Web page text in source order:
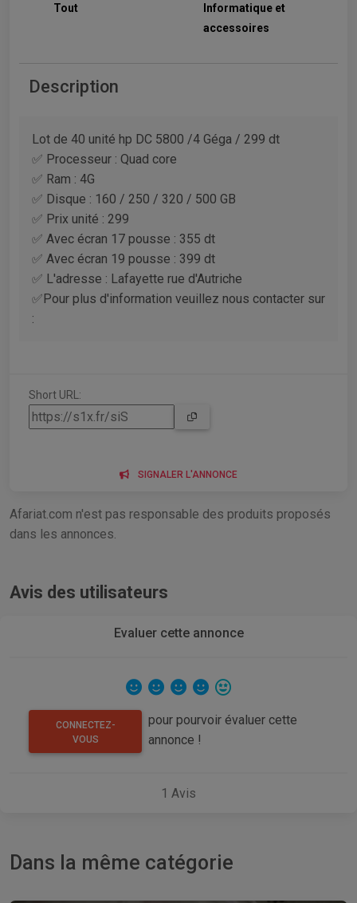
Tout
Informatique et
accessoires
Description
Lot de 40 unité hp DC 5800 /4 Géga / 299 dt
✅ Processeur : Quad core
✅ Ram : 4G
✅ Disque : 160 / 250 / 320 / 500 GB
✅ Prix unité : 299
✅ Avec écran 17 pousse : 355 dt
✅ Avec écran 19 pousse : 399 dt
✅ L'adresse : Lafayette rue d'Autriche
✅Pour plus d'information veuillez nous contacter sur
:
Short URL:
SIGNALER L'ANNONCE
Afariat.com n'est pas responsable des produits proposés
dans les annonces.
Avis des utilisateurs
Evaluer cette annonce
CONNECTEZ-
VOUS
pour pourvoir évaluer cette
annonce !
1 Avis
Dans la même catégorie